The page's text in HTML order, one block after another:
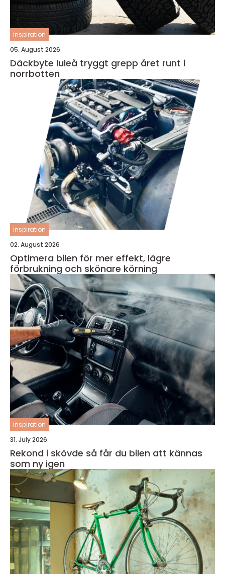
inspiration
05. August 2026
Däckbyte luleå tryggt grepp året runt i
norrbotten
inspiration
02. August 2026
Optimera bilen för mer effekt, lägre
förbrukning och skönare körning
inspiration
31. July 2026
Rekond i skövde så får du bilen att kännas
som ny igen